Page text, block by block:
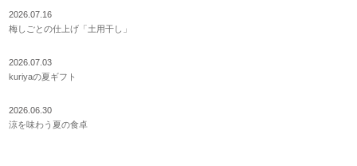
2026.07.16
梅しごとの仕上げ「土用干し」
2026.07.03
kuriyaの夏ギフト
2026.06.30
涼を味わう夏の食卓